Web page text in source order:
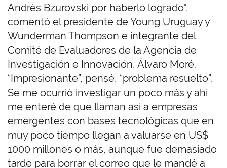
Andrés Bzurovski por haberlo logrado",
comentó el presidente de Young Uruguay y
Wunderman Thompson e integrante del
Comité de Evaluadores de la Agencia de
Investigación e Innovación, Álvaro Moré.
“Impresionante”, pensé, “problema resuelto”.
Se me ocurrió investigar un poco más y ahí
me enteré de que llaman así a empresas
emergentes con bases tecnológicas que en
muy poco tiempo llegan a valuarse en US$
1000 millones o más, aunque fue demasiado
tarde para borrar el correo que le mandé a